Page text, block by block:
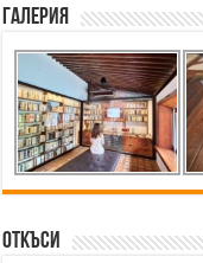
Галерия
Откъси